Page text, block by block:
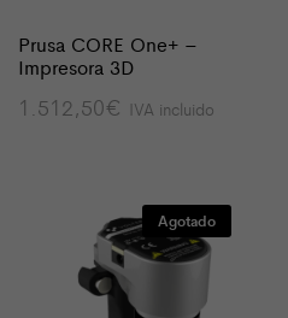
Prusa CORE One+ –
Impresora 3D
1.512,50€ IVA incluido
Agotado